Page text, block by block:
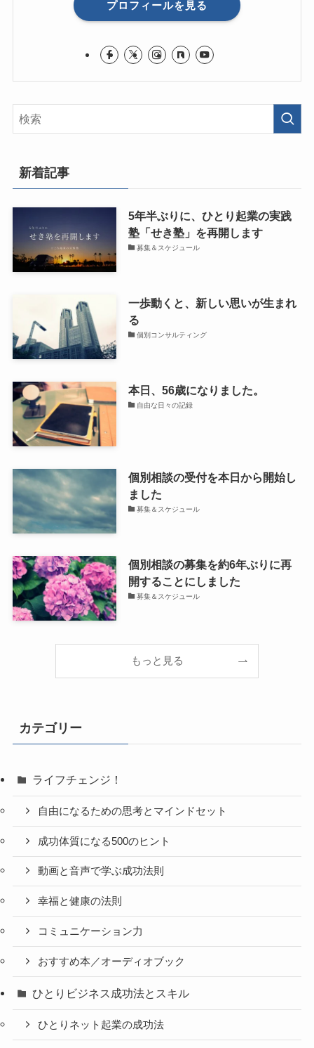
プロフィールを見る
新着記事
5年半ぶりに、ひとり起業の実践
塾「せき塾」を再開します
募集＆スケジュール
一歩動くと、新しい思いが生まれ
る
個別コンサルティング
本日、56歳になりました。
自由な日々の記録
個別相談の受付を本日から開始し
ました
募集＆スケジュール
個別相談の募集を約6年ぶりに再
開することにしました
募集＆スケジュール
もっと見る
カテゴリー
ライフチェンジ！
自由になるための思考とマインドセット
成功体質になる500のヒント
動画と音声で学ぶ成功法則
幸福と健康の法則
コミュニケーション力
おすすめ本／オーディオブック
ひとりビジネス成功法とスキル
ひとりネット起業の成功法